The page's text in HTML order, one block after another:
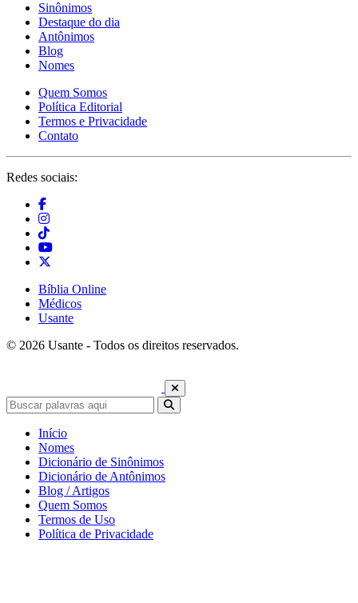
Sinônimos
Destaque do dia
Antônimos
Blog
Nomes
Quem Somos
Política Editorial
Termos e Privacidade
Contato
Redes sociais:
Bíblia Online
Médicos
Usante
© 2026 Usante - Todos os direitos reservados.
Início
Nomes
Dicionário de Sinônimos
Dicionário de Antônimos
Blog / Artigos
Quem Somos
Termos de Uso
Política de Privacidade